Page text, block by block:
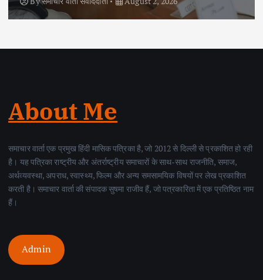
About Me
समाचार वार्ता एक प्रमुख हिंदी मासिक पत्रिका है, जो 2012 से दिल्ली से प्रकाशित हो रही
है। यह पत्रिका राष्ट्रीय और अंतर्राष्ट्रीय समाचारों के साथ-साथ राजनीति, समाज,
अर्थव्यवस्था, अपराध, स्वास्थ्य, फिल्म और अन्य समसामयिक विषयों पर लेख प्रकाशित
करती है। समाचार वार्ता की संपादक सुषमा राजीव हैं, जो पत्रकारिता में एक प्रतिष्ठित नाम
हैं।
Admin